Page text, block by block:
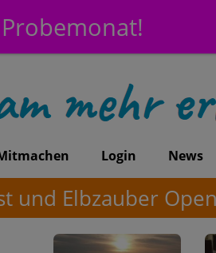
Login News
und Elbzauber